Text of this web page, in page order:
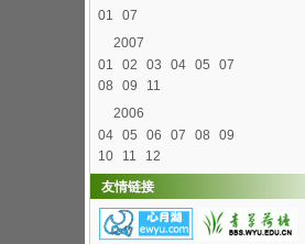
01
07
2007
01
02 03 04 05
07
08
09
11
2006
04 05 06 07 08
09
10
11
12
友情链接